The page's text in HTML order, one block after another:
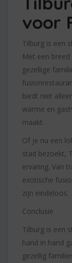
voor
Tilburg is een
Met een
gezellige
biedt niet
warme en
maakt.
Of je nu een
stad bezoekt,
ervaring. Van
exotische
zijn eindeloos.
Conclusie
Tilburg is een
hand in hand
gezellig